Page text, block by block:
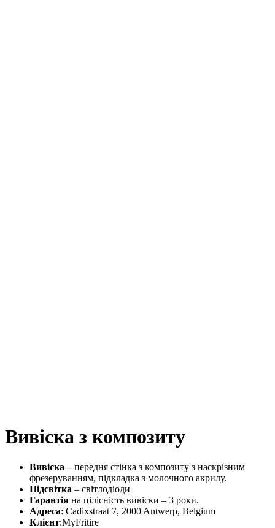
Вивіска з композиту
Вивіска –передня стінка з композиту з наскрізним
фрезеруванням, підкладка з молочного акрилу.
Підсвітка – світлодіоди
Гарантія на цілісність вивіски – 3 роки.
Адреса: Cadixstraat 7, 2000 Antwerp, Belgium
Клієнт:MyFritire